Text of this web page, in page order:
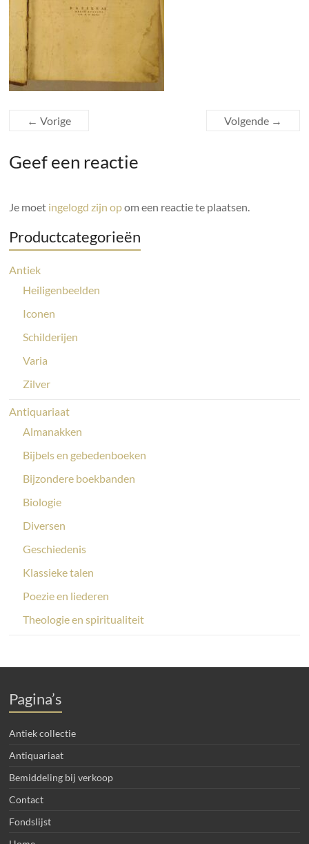
← Vorige Volgende →
Geef een reactie
Je moet ingelogd zijn opom een reactie te plaatsen.
Productcategorieën
Antiek
Heiligenbeelden
Iconen
Schilderijen
Varia
Zilver
Antiquariaat
Almanakken
Bijbels en gebedenboeken
Bijzondere boekbanden
Biologie
Diversen
Geschiedenis
Klassieke talen
Poezie en liederen
Theologie en spiritualiteit
Pagina’s
Antiek collectie
Antiquariaat
Bemiddeling bij verkoop
Contact
Fondslijst